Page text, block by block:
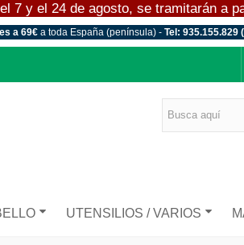
7 y el 24 de agosto, se tramitarán a
a 69€ a toda España (península) - Tel: 935.155.829
UTENSILIOS / VARIOS